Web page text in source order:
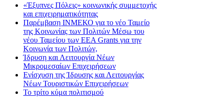
«Έξυπνες Πόλεις» κοινωνικής συμμετοχής
και επιχειρηματικότητας
Παρέμβαση ΙΝΜΕΚΟ για το νέο Ταμείο
της Κοινωνίας των Πολιτών Μέσω του
νέου Ταμείου των ΕΕΑ Grants για την
Κοινωνία των Πολιτών,
Ίδρυση και Λειτουργία Νέων
Μικρομεσαίων Επιχειρήσεων
Ενίσχυση της Ίδρυσης και Λειτουργίας
Νέων Τουριστικών Επιχειρήσεων
Το τρίτο κύμα πολιτισμού